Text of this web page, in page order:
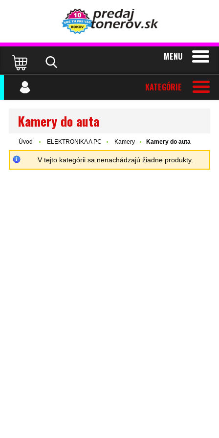
MENU
KATEGÓRIE
Kamery do auta
Úvod ELEKTRONIKA A PC Kamery Kamery do auta
V tejto kategórii sa nenachádzajú žiadne produkty.